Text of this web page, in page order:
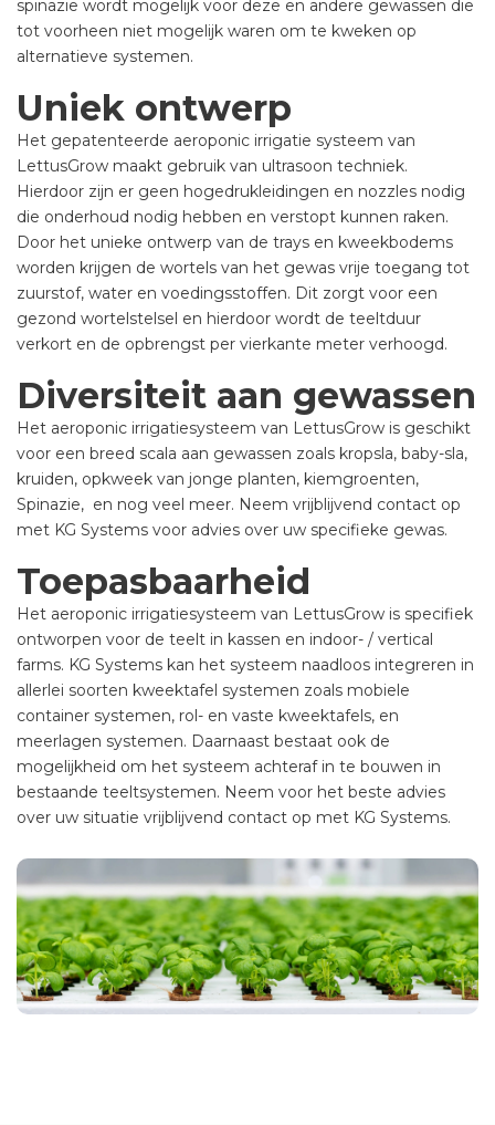
spinazie wordt mogelijk voor deze en andere gewassen die
tot voorheen niet mogelijk waren om te kweken op
alternatieve systemen.
Uniek ontwerp
Het gepatenteerde aeroponic irrigatie systeem van
LettusGrow maakt gebruik van ultrasoon techniek.
Hierdoor zijn er geen hogedrukleidingen en nozzles nodig
die onderhoud nodig hebben en verstopt kunnen raken.
Door het unieke ontwerp van de trays en kweekbodems
worden krijgen de wortels van het gewas vrije toegang tot
zuurstof, water en voedingsstoffen. Dit zorgt voor een
gezond wortelstelsel en hierdoor wordt de teeltduur
verkort en de opbrengst per vierkante meter verhoogd.
Diversiteit aan gewassen
Het aeroponic irrigatiesysteem van LettusGrow is geschikt
voor een breed scala aan gewassen zoals kropsla, baby-sla,
kruiden, opkweek van jonge planten, kiemgroenten,
Spinazie, en nog veel meer. Neem vrijblijvend contact op
met KG Systems voor advies over uw specifieke gewas.
Toepasbaarheid
Het aeroponic irrigatiesysteem van LettusGrow is specifiek
ontworpen voor de teelt in kassen en indoor- / vertical
farms. KG Systems kan het systeem naadloos integreren in
allerlei soorten kweektafel systemen zoals mobiele
container systemen, rol- en vaste kweektafels, en
meerlagen systemen. Daarnaast bestaat ook de
mogelijkheid om het systeem achteraf in te bouwen in
bestaande teeltsystemen. Neem voor het beste advies
over uw situatie vrijblijvend contact op met KG Systems.